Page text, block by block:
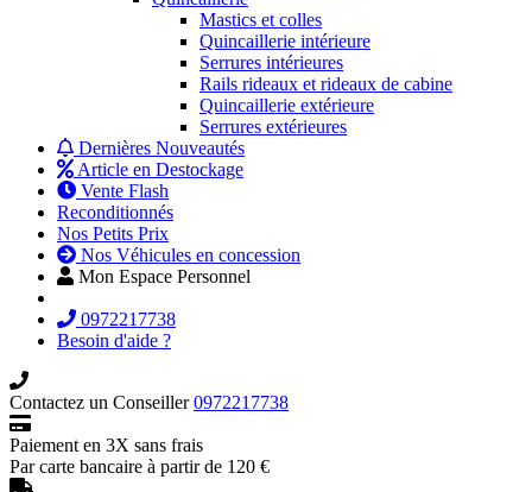
Mastics et colles
Quincaillerie intérieure
Serrures intérieures
Rails rideaux et rideaux de cabine
Quincaillerie extérieure
Serrures extérieures
Dernières Nouveautés
Article en Destockage
Vente Flash
Reconditionnés
Nos Petits Prix
Nos Véhicules en concession
Mon Espace Personnel
0972217738
Besoin d'aide ?
Contactez un Conseiller0972217738
Paiement en 3X sans frais
Par carte bancaire à partir de 120 €